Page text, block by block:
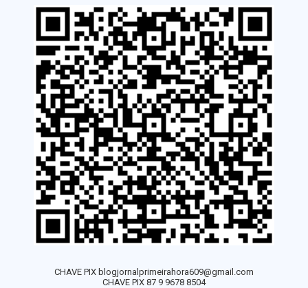
CHAVE PIX blogjornalprimeirahora609@gmail.com
CHAVE PIX 87 9 9678 8504